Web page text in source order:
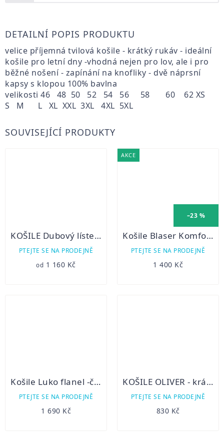
DETAILNÍ POPIS PRODUKTU
velice příjemná tvilová košile - krátký rukáv - ideální
košile pro letní dny -vhodná nejen pro lov, ale i pro
běžné nošení - zapínání na knofliky - dvě náprsní
kapsy s klopou 100% bavlna
velikosti 46 48 50 52 54 56 58 60 62 XS
S M L XL XXL 3XL 4XL 5XL
SOUVISEJÍCÍ PRODUKTY
KOŠILE Dubový lístek - krátký rukáv - bílá
PTEJTE SE NA PRODEJNĚ
od 1 160 Kč
AKCE
–23 %
Košile Blaser Komfort Classic
PTEJTE SE NA PRODEJNĚ
1 400 Kč
Košile Luko flanel -červené káro
PTEJTE SE NA PRODEJNĚ
1 690 Kč
KOŠILE OLIVER - krátký rukáv
PTEJTE SE NA PRODEJNĚ
830 Kč